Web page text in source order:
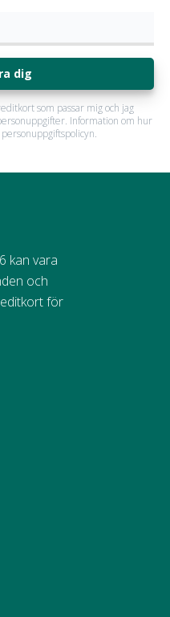
dig
som passar mig och jag
Information om hur
kan vara
och
för